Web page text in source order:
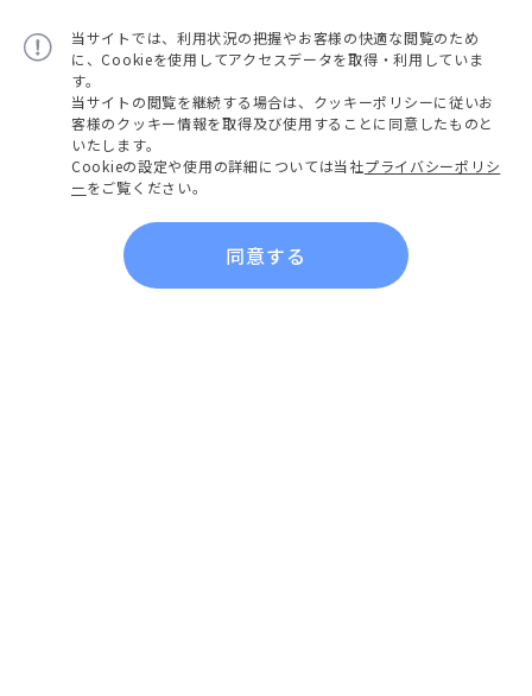
当サイトでは、利用状況の把握やお客様の快適な閲覧のため
に、Cookieを使用してアクセスデータを取得・利用していま
す。
当サイトの閲覧を継続する場合は、クッキーポリシーに従いお
客様のクッキー情報を取得及び使用することに同意したものと
いたします。
Cookieの設定や使用の詳細については当社プライバシーポリシ
ーをご覧ください。
同意する